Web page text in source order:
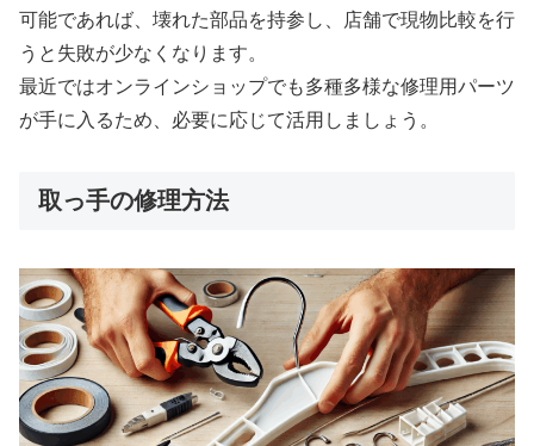
可能であれば、壊れた部品を持参し、店舗で現物比較を行
うと失敗が少なくなります。
最近ではオンラインショップでも多種多様な修理用パーツ
が手に入るため、必要に応じて活用しましょう。
取っ手の修理方法